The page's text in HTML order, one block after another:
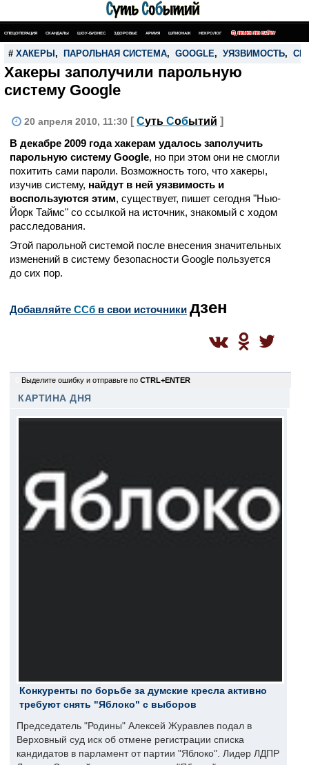
СПЕЦОПЕРАЦИЯ СКАНДАЛЫ ШОУ-БИЗНЕС ЗДОРОВЬЕ АРМИЯ ШПИОНАЖ НЕКРОЛОГ ПОИСК ПО САЙТУ
# ХАКЕРЫ , ПАРОЛЬНАЯ СИСТЕМА, GOOGLE, УЯЗВИМОСТЬ,
Хакеры заполучили парольную
систему Google
20 апреля 2010, 11:30 [ Суть Событий ]
В декабре 2009 года хакерам удалось заполучить
парольную систему Google, но при этом они не смогли
похитить сами пароли. Возможность того, что хакеры,
изучив систему, найдут в ней уязвимость и
воспользуются этим, существует, пишет сегодня "Нью-
Йорк Таймс" со ссылкой на источник, знакомый с ходом
расследования.
Этой парольной системой после внесения значительных
изменений в систему безопасности Google пользуется
до сих пор.
Добавляйте CСб в свои источники дзен
Выделите ошибку и отправьте по CTRL+ENTER
КАРТИНА ДНЯ
Конкуренты по борьбе за думские кресла активно
требуют снять "Яблоко" с выборов
Председатель "Родины" Алексей Журавлев подал в
Верховный суд иск об отмене регистрации списка
кандидатов в парламент от партии "Яблоко". Лидер ЛДПР